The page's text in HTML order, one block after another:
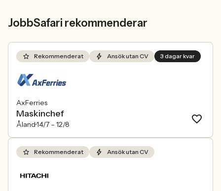
JobbSafari rekommenderar
Rekommenderat Ansök utan CV 3 dagar kvar
AxFerries
Maskinchef
Åland14/7 – 12/8
Rekommenderat Ansök utan CV